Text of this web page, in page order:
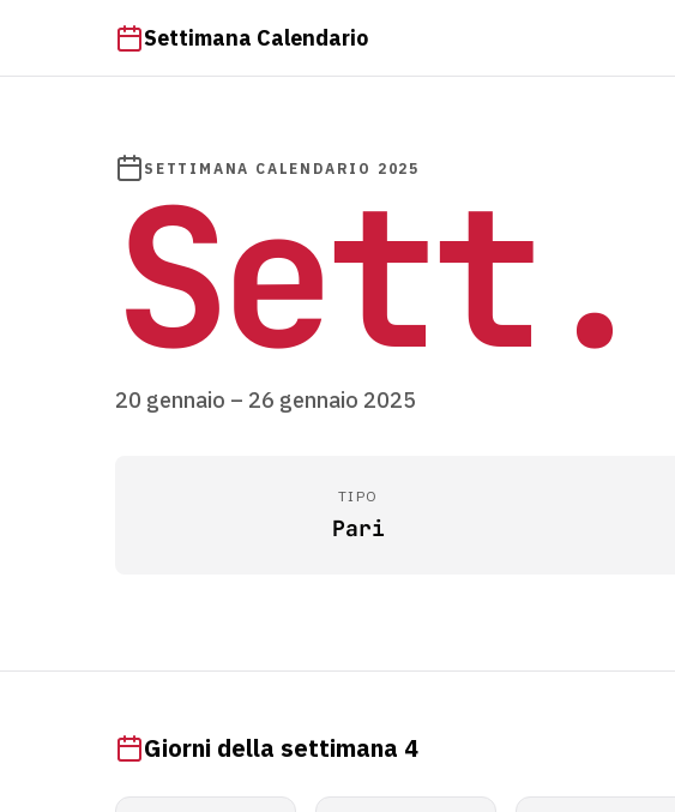
Settimana Calendario
SETTIMANA CALENDARIO 2025
Sett.
20 gennaio – 26 gennaio 2025
TIPO
Pari
Giorni della settimana 4